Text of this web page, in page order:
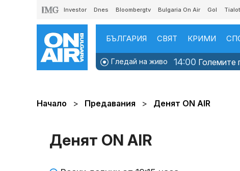
Investor Dnes Bloombergtv Bulgaria On Air Gol
БЪЛГАРИЯ СВЯТ КРИМИ
Гледай на живо 14:00 Големите
Начало Предавания Денят ON AIR
Денят ON AIR